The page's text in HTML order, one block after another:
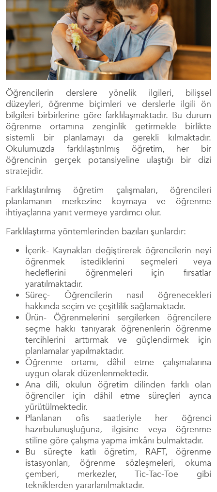
Öğrencilerin derslere yönelik ilgileri, bilişsel
düzeyleri, öğrenme biçimleri ve derslerle ilgili ön
bilgileri birbirlerine göre farklılaşmaktadır. Bu durum
öğrenme ortamına zenginlik getirmekle birlikte
sistemli bir planlamayı da gerekli kılmaktadır.
Okulumuzda farklılaştırılmış öğretim, her bir
öğrencinin gerçek potansiyeline ulaştığı bir dizi
stratejidir.
Farklılaştırılmış öğretim çalışmaları, öğrencileri
planlamanın merkezine koymaya ve öğrenme
ihtiyaçlarına yanıt vermeye yardımcı olur.
Farklılaştırma yöntemlerinden bazıları şunlardır:
İçerik- Kaynakları değiştirerek öğrencilerin neyi
öğrenmek istediklerini seçmeleri veya
hedeflerini öğrenmeleri için fırsatlar
yaratılmaktadır.
Süreç- Öğrencilerin nasıl öğrenecekleri
hakkında seçim ve çeşitlilik sağlamaktadır.
Ürün- Öğrenmelerini sergilerken öğrencilere
seçme hakkı tanıyarak öğrenenlerin öğrenme
tercihlerini arttırmak ve güçlendirmek için
planlamalar yapılmaktadır.
Öğrenme ortamı, dâhil etme çalışmalarına
uygun olarak düzenlenmektedir.
Ana dili, okulun öğretim dilinden farklı olan
öğrenciler için dâhil etme süreçleri ayrıca
yürütülmektedir.
Planlanan ofis saatleriyle her öğrenci
hazırbulunuşluğuna, ilgisine veya öğrenme
stiline göre çalışma yapma imkânı bulmaktadır.
Bu süreçte katlı öğretim, RAFT, öğrenme
istasyonları, öğrenme sözleşmeleri, okuma
çemberi, merkezler, Tic-Tac-Toe gibi
tekniklerden yararlanılmaktadır.